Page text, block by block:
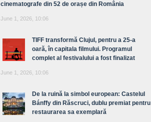
cinematografe din 52 de orașe din România
June 1, 2026, 10:06
TIFF transformă Clujul, pentru a 25-a
oară, în capitala filmului. Programul
complet al festivalului a fost finalizat
June 1, 2026, 10:06
De la ruină la simbol european: Castelul
Bánffy din Răscruci, dublu premiat pentru
restaurarea sa exemplară